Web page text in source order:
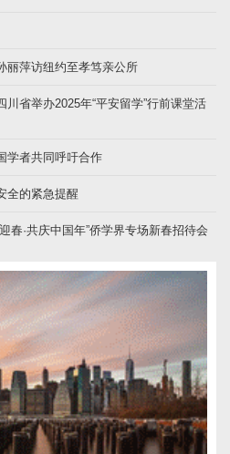
丽萍访纽约至孝笃亲公所
省举办2025年“平安留学”行前课堂活
学者共同呼吁合作
全的紧急提醒
春·共庆中国年”侨学界专场新春招待会